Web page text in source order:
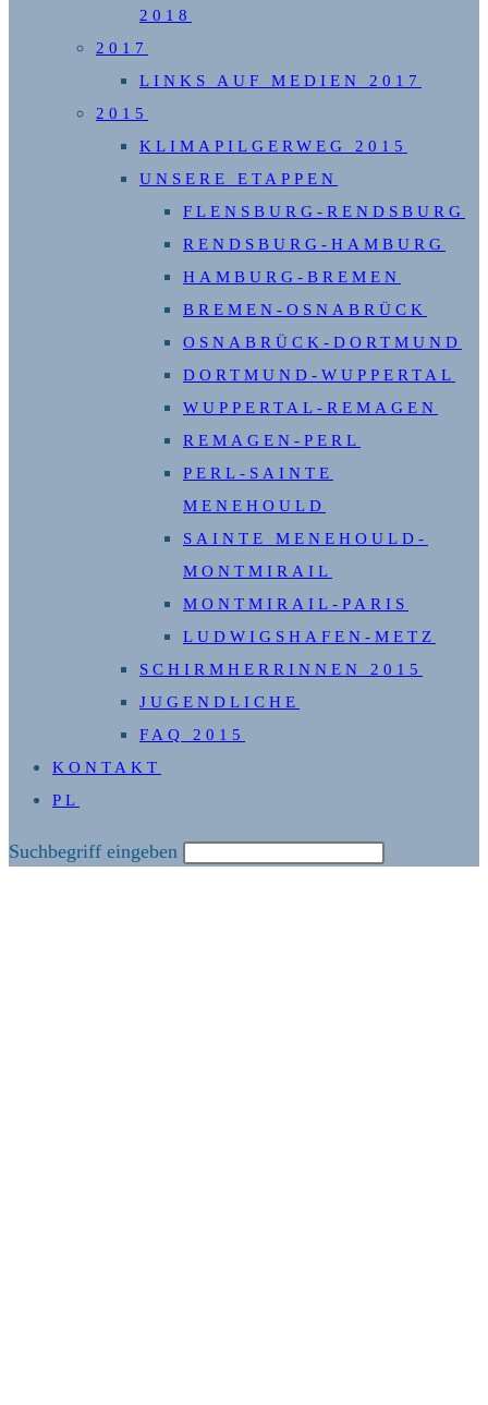
2018
2017
LINKS AUF MEDIEN 2017
2015
KLIMAPILGERWEG 2015
UNSERE ETAPPEN
FLENSBURG-RENDSBURG
RENDSBURG-HAMBURG
HAMBURG-BREMEN
BREMEN-OSNABRÜCK
OSNABRÜCK-DORTMUND
DORTMUND-WUPPERTAL
WUPPERTAL-REMAGEN
REMAGEN-PERL
PERL-SAINTE
MENEHOULD
SAINTE MENEHOULD-
MONTMIRAIL
MONTMIRAIL-PARIS
LUDWIGSHAFEN-METZ
SCHIRMHERRINNEN 2015
JUGENDLICHE
FAQ 2015
KONTAKT
PL
Diese
Suchbegriff eingeben